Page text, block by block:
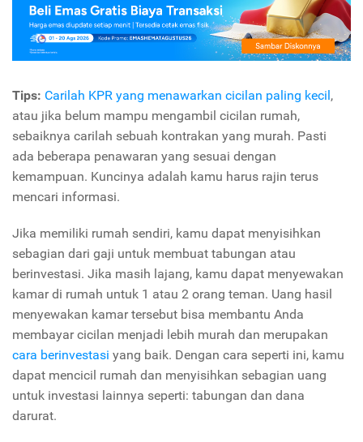
Tips: Carilah KPR yang menawarkan cicilan paling kecil,
atau jika belum mampu mengambil cicilan rumah,
sebaiknya carilah sebuah kontrakan yang murah. Pasti
ada beberapa penawaran yang sesuai dengan
kemampuan. Kuncinya adalah kamu harus rajin terus
mencari informasi.
Jika memiliki rumah sendiri, kamu dapat menyisihkan
sebagian dari gaji untuk membuat tabungan atau
berinvestasi. Jika masih lajang, kamu dapat menyewakan
kamar di rumah untuk 1 atau 2 orang teman. Uang hasil
menyewakan kamar tersebut bisa membantu Anda
membayar cicilan menjadi lebih murah dan merupakan
cara berinvestasi yang baik. Dengan cara seperti ini, kamu
dapat mencicil rumah dan menyisihkan sebagian uang
untuk investasi lainnya seperti: tabungan dan dana
darurat.